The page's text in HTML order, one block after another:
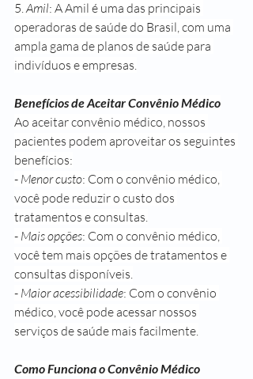
5. Amil: A Amil é uma das principais
operadoras de saúde do Brasil, com uma
ampla gama de planos de saúde para
indivíduos e empresas.
Benefícios de Aceitar Convênio Médico
Ao aceitar convênio médico, nossos
pacientes podem aproveitar os seguintes
benefícios:
- Menor custo: Com o convênio médico,
você pode reduzir o custo dos
tratamentos e consultas.
- Mais opções: Com o convênio médico,
você tem mais opções de tratamentos e
consultas disponíveis.
- Maior acessibilidade: Com o convênio
médico, você pode acessar nossos
serviços de saúde mais facilmente.
Como Funciona o Convênio Médico